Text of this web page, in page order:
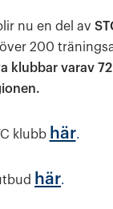
nu en del av
200
klubbar varav
klubb här.
här.